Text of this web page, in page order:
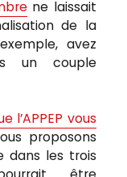
ne laissait
de la
avez
un couple
l’APPEP vous
proposons
dans les trois